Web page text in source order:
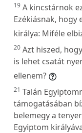
19 A kincstárnok
Ezékiásnak, hogy
királya: Miféle
20 Azt hiszed,
is lehet csatát
ellenem?
21 Talán
támogatásában
belemegy a
Egyiptom